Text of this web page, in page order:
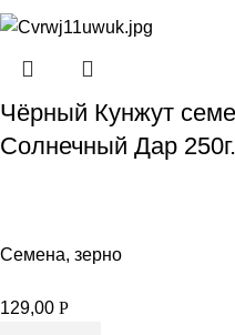
Чёрный Кунжут
Солнечный Дар 250г.
Семена, зерно
129,00 Р